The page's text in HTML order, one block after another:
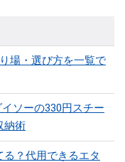
場・選び方を一覧で
ソーの330円スチー
納術
る？代用できるエタ